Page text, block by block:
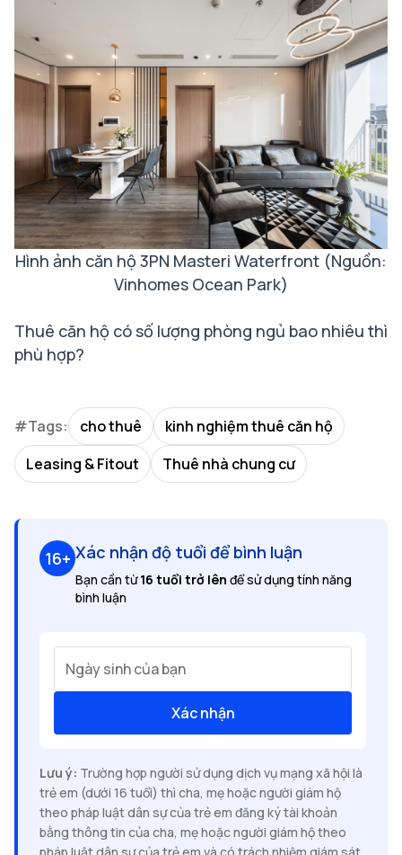
Hình ảnh căn hộ 3PN Masteri Waterfront (Nguồn:
Vinhomes Ocean Park)
Thuê căn hộ có số lượng phòng ngủ bao nhiêu thì
phù hợp?
#Tags: cho thuê
kinh nghiệm thuê căn hộ
Leasing & Fitout
Thuê nhà chung cư
16+ Xác nhận độ tuổi để bình luận
Bạn cần từ16 tuổi trở lên để sử dụng tính năng
bình luận
Ngày sinh của bạn
Xác nhận
Lưu ý: Trường hợp người sử dụng dịch vụ mạng xã hội là
trẻ em (dưới 16 tuổi) thì cha, mẹ hoặc người giám hộ
theo pháp luật dân sự của trẻ em đăng ký tài khoản
bằng thông tin của cha, mẹ hoặc người giám hộ theo